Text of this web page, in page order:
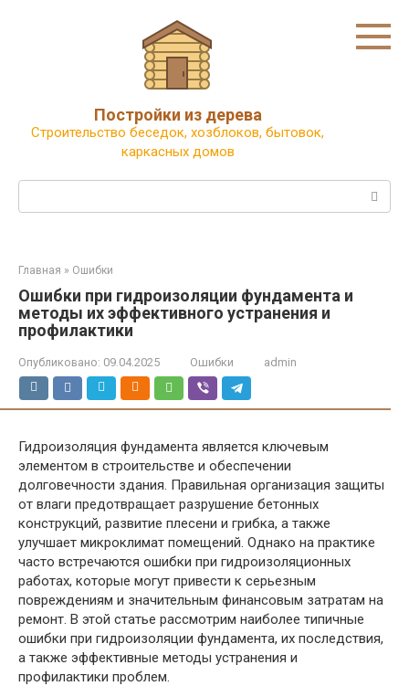
Постройки из дерева
Строительство беседок, хозблоков, бытовок,
каркасных домов
Главная » Ошибки
Ошибки при гидроизоляции фундамента и
методы их эффективного устранения и
профилактики
Опубликовано: 09.04.2025 Ошибки admin
Гидроизоляция фундамента является ключевым
элементом в строительстве и обеспечении
долговечности здания. Правильная организация защиты
от влаги предотвращает разрушение бетонных
конструкций, развитие плесени и грибка, а также
улучшает микроклимат помещений. Однако на практике
часто встречаются ошибки при гидроизоляционных
работах, которые могут привести к серьезным
повреждениям и значительным финансовым затратам на
ремонт. В этой статье рассмотрим наиболее типичные
ошибки при гидроизоляции фундамента, их последствия,
а также эффективные методы устранения и
профилактики проблем.